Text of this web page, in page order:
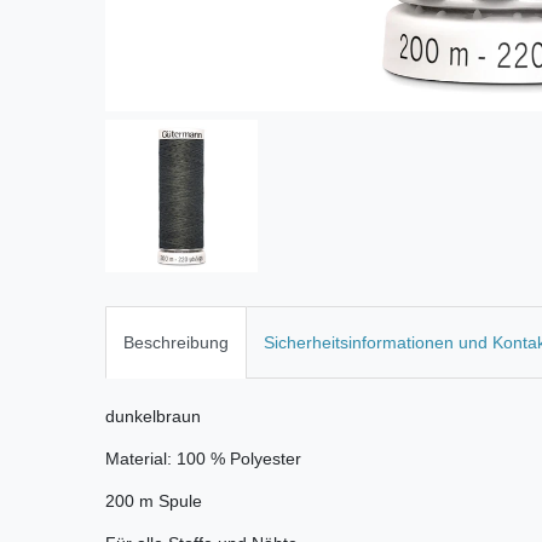
Beschreibung Sicherheitsinformationen und
dunkelbraun
Material: 100 % Polyester
200 m Spule